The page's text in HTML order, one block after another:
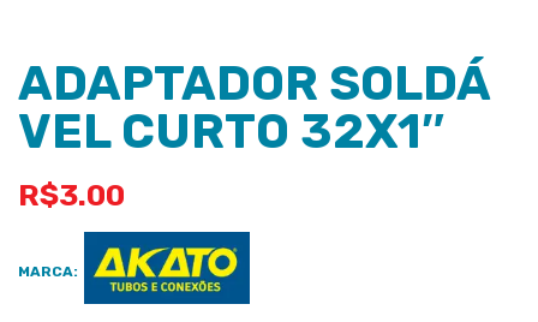
ADAPTADOR SOLDÁ
VEL CURTO 32X1″
R$3.00
MARCA: